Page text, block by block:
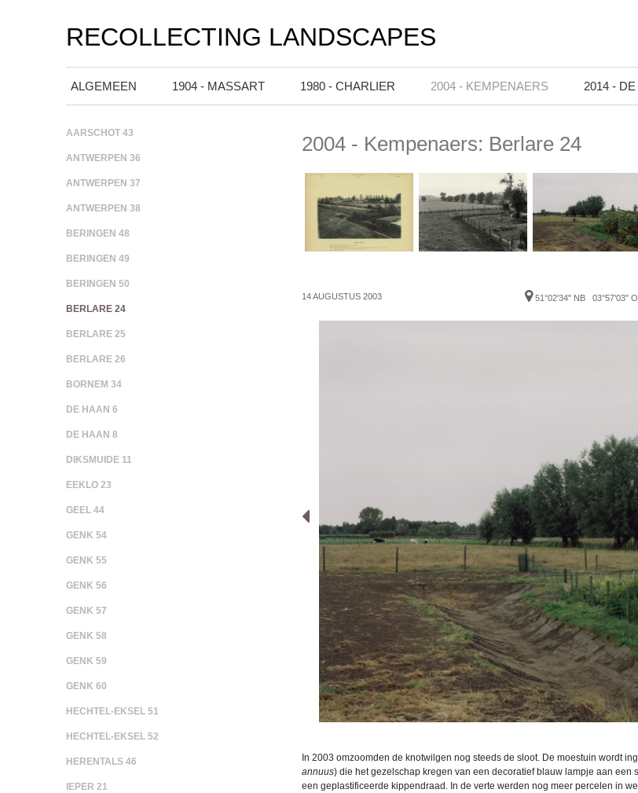
RECOLLECTING LANDSCAPES
ALGEMEEN 1904 - MASSART 1980 - CHARLIER 2004 - KEMPENAERS 2014 -
AARSCHOT 43
ANTWERPEN 36
ANTWERPEN 37
ANTWERPEN 38
BERINGEN 48
BERINGEN 49
BERINGEN 50
BERLARE 24
BERLARE 25
BERLARE 26
BORNEM 34
DE HAAN 6
DE HAAN 8
DIKSMUIDE 11
EEKLO 23
GEEL 44
GENK 54
GENK 55
GENK 56
GENK 57
GENK 58
GENK 59
GENK 60
HECHTEL-EKSEL 51
HECHTEL-EKSEL 52
HERENTALS 46
IEPER 21
2004 - Kempenaers: Berlare 24
14 AUGUSTUS 2003 51°02'34" NB 03°57'03"
In 2003 omzoomden de knotwilgen nog steeds de sloot. De moestuin wordt
annuus) die het gezelschap kregen van een decoratief blauw lampje aan
een geplastificeerde kippendraad. In de verte werden nog meer percelen in